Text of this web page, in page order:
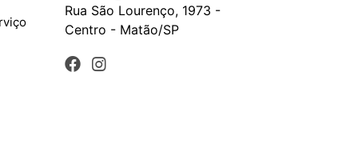
Rua São Lourenço, 1973 -
Centro - Matão/SP